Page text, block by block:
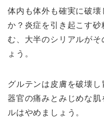
体内も体外も確実に破
か？炎症を引き起こす
む、大半のシリアルが
ょう。
グルテンは皮膚を破壊
器官の痛みとみじめな
ルはやめましょう。